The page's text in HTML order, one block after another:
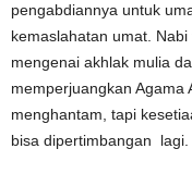
pengabdiannya untuk
kemaslahatan umat.
mengenai akhlak mulia
memperjuangkan Agama
menghantam, tapi
bisa dipertimbangan lagi.